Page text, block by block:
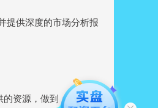
提供深度的市场分析报
的资源，做到：